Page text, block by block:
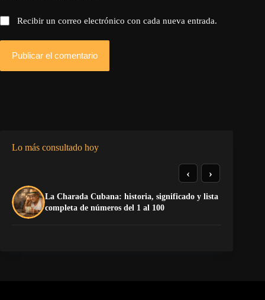
Recibir un correo electrónico con cada nueva entrada.
Publicar el comentario
Lo más consultado hoy
La Charada Cubana: historia, significado y lista
completa de números del 1 al 100
‹ ›